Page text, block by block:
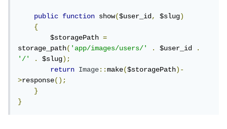
public function show($user_id, $slug)
{
        $storagePath
=
storage_path('app/images/users/' . $user_id .
'/'
. $slug);
return
Image::make($storagePath)-
>response();
}
}